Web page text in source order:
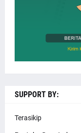
SUPPORT BY:
Terasikip